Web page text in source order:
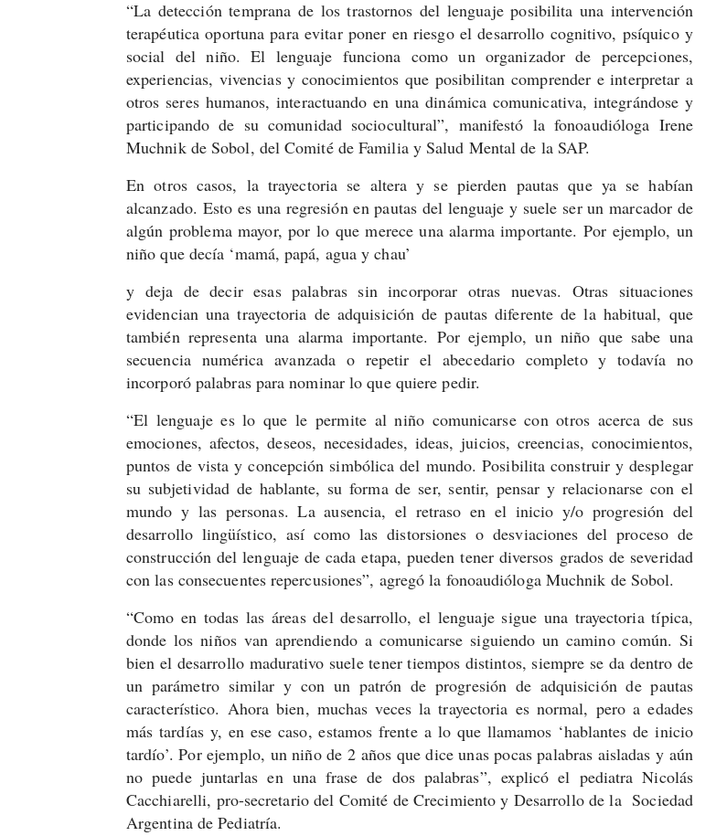
“La detección temprana de los trastornos del lenguaje posibilita una intervención
terapéutica oportuna para evitar poner en riesgo el desarrollo cognitivo, psíquico y
social del niño. El lenguaje funciona como un organizador de percepciones,
experiencias, vivencias y conocimientos que posibilitan comprender e interpretar a
otros seres humanos, interactuando en una dinámica comunicativa, integrándose y
participando de su comunidad sociocultural”, manifestó la fonoaudióloga Irene
Muchnik de Sobol, del Comité de Familia y Salud Mental de la SAP.
En otros casos, la trayectoria se altera y se pierden pautas que ya se habían
alcanzado. Esto es una regresión en pautas del lenguaje y suele ser un marcador de
algún problema mayor, por lo que merece una alarma importante. Por ejemplo, un
niño que decía ‘mamá, papá, agua y chau’
y deja de decir esas palabras sin incorporar otras nuevas. Otras situaciones
evidencian una trayectoria de adquisición de pautas diferente de la habitual, que
también representa una alarma importante. Por ejemplo, un niño que sabe una
secuencia numérica avanzada o repetir el abecedario completo y todavía no
incorporó palabras para nominar lo que quiere pedir.
“El lenguaje es lo que le permite al niño comunicarse con otros acerca de sus
emociones, afectos, deseos, necesidades, ideas, juicios, creencias, conocimientos,
puntos de vista y concepción simbólica del mundo. Posibilita construir y desplegar
su subjetividad de hablante, su forma de ser, sentir, pensar y relacionarse con el
mundo y las personas. La ausencia, el retraso en el inicio y/o progresión del
desarrollo lingüístico, así como las distorsiones o desviaciones del proceso de
construcción del lenguaje de cada etapa, pueden tener diversos grados de severidad
con las consecuentes repercusiones”, agregó la fonoaudióloga Muchnik de Sobol.
“Como en todas las áreas del desarrollo, el lenguaje sigue una trayectoria típica,
donde los niños van aprendiendo a comunicarse siguiendo un camino común. Si
bien el desarrollo madurativo suele tener tiempos distintos, siempre se da dentro de
un parámetro similar y con un patrón de progresión de adquisición de pautas
característico. Ahora bien, muchas veces la trayectoria es normal, pero a edades
más tardías y, en ese caso, estamos frente a lo que llamamos ‘hablantes de inicio
tardío’. Por ejemplo, un niño de 2 años que dice unas pocas palabras aisladas y aún
no puede juntarlas en una frase de dos palabras”, explicó el pediatra Nicolás
Cacchiarelli, pro-secretario del Comité de Crecimiento y Desarrollo de la Sociedad
Argentina de Pediatría.